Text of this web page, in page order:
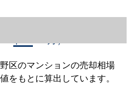
区のマンション売却情報
区のマンションの売却相場
をもとに算出しています。